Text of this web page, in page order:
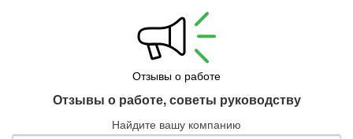
Отзывы о работе
Отзывы о работе, советы руководству
Найдите вашу компанию